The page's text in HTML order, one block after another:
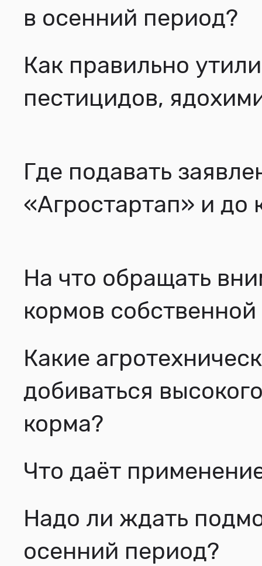
в осенний период?
Как правильно
пестицидов,
Где подавать
«Агростартап» и до
На что обращать
кормов собственной
Какие
добиваться
корма?
Что даёт
Надо ли ждать
осенний период?